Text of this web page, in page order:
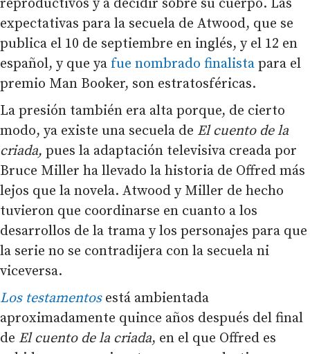
reproductivos y a decidir sobre su cuerpo. Las
expectativas para la secuela de Atwood, que se
publica el 10 de septiembre en inglés, y el 12 en
español, y que ya fue nombrado finalista para el
premio Man Booker, son estratosféricas.
La presión también era alta porque, de cierto
modo, ya existe una secuela de El cuento de la
criada, pues la adaptación televisiva creada por
Bruce Miller ha llevado la historia de Offred más
lejos que la novela. Atwood y Miller de hecho
tuvieron que coordinarse en cuanto a los
desarrollos de la trama y los personajes para que
la serie no se contradijera con la secuela ni
viceversa.
Los testamentosestá ambientada
aproximadamente quince años después del final
de El cuento de la criada, en el que Offred es